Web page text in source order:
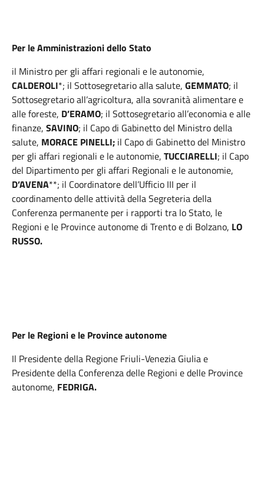
Per le Amministrazioni dello Stato
il Ministro per gli affari regionali e le autonomie,
CALDEROLI*; il Sottosegretario alla salute, GEMMATO; il
Sottosegretario all’agricoltura, alla sovranità alimentare e
alle foreste, D’ERAMO; il Sottosegretario all’economia e alle
finanze, SAVINO; il Capo di Gabinetto del Ministro della
salute, MORACE PINELLI; il Capo di Gabinetto del Ministro
per gli affari regionali e le autonomie, TUCCIARELLI; il Capo
del Dipartimento per gli affari Regionali e le autonomie,
D’AVENA**; il Coordinatore dell’Ufficio III per il
coordinamento delle attività della Segreteria della
Conferenza permanente per i rapporti tra lo Stato, le
Regioni e le Province autonome di Trento e di Bolzano, LO
RUSSO.
Per le Regioni e le Province autonome
Il Presidente della Regione Friuli-Venezia Giulia e
Presidente della Conferenza delle Regioni e delle Province
autonome, FEDRIGA.